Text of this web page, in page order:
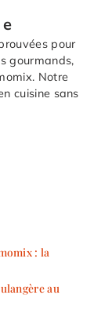
pour
gourmands,
Notre
cuisine sans
: la
au